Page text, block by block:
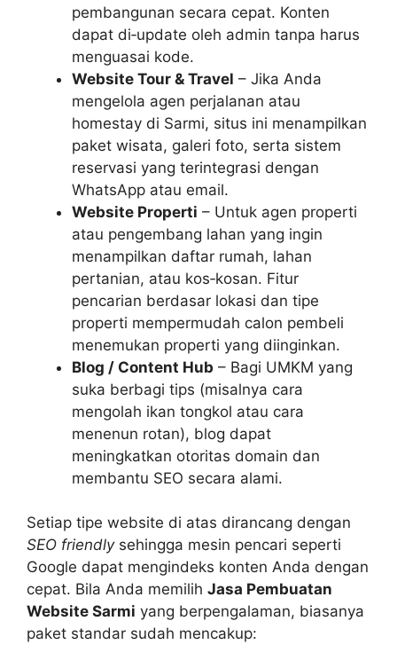
pembangunan secara cepat. Konten
dapat di‑update oleh admin tanpa harus
menguasai kode.
Website Tour & Travel – Jika Anda
mengelola agen perjalanan atau
homestay di Sarmi, situs ini menampilkan
paket wisata, galeri foto, serta sistem
reservasi yang terintegrasi dengan
WhatsApp atau email.
Website Properti – Untuk agen properti
atau pengembang lahan yang ingin
menampilkan daftar rumah, lahan
pertanian, atau kos‑kosan. Fitur
pencarian berdasar lokasi dan tipe
properti mempermudah calon pembeli
menemukan properti yang diinginkan.
Blog / Content Hub – Bagi UMKM yang
suka berbagi tips (misalnya cara
mengolah ikan tongkol atau cara
menenun rotan), blog dapat
meningkatkan otoritas domain dan
membantu SEO secara alami.
Setiap tipe website di atas dirancang dengan
SEO friendlysehingga mesin pencari seperti
Google dapat mengindeks konten Anda dengan
cepat. Bila Anda memilih Jasa Pembuatan
Website Sarmi yang berpengalaman, biasanya
paket standar sudah mencakup: